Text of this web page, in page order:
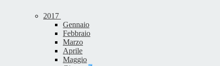
2017
Gennaio
Febbraio
Marzo
Aprile
Maggio